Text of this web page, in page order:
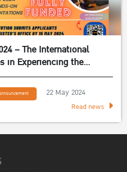
– The International
in Experiencing the
2024
22 May 2024
Read news